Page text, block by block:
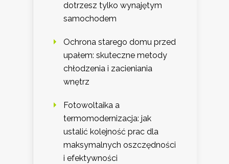
dotrzesz tylko wynajętym
samochodem
Ochrona starego domu przed
upałem: skuteczne metody
chłodzenia i zacieniania
wnętrz
Fotowoltaika a
termomodernizacja: jak
ustalić kolejność prac dla
maksymalnych oszczędności
i efektywności